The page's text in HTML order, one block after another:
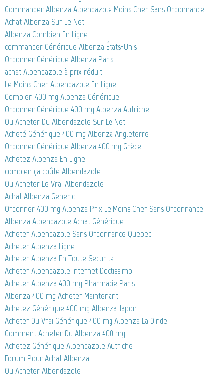
Commander Albenza Albendazole Moins Cher Sans Ordonnance
Achat Albenza Sur Le Net
Albenza Combien En Ligne
commander Générique Albenza États-Unis
Ordonner Générique Albenza Paris
achat Albendazole à prix réduit
Le Moins Cher Albendazole En Ligne
Combien 400 mg Albenza Générique
Ordonner Générique 400 mg Albenza Autriche
Ou Acheter Du Albendazole Sur Le Net
Acheté Générique 400 mg Albenza Angleterre
Ordonner Générique Albenza 400 mg Grèce
Achetez Albenza En Ligne
combien ça coûte Albendazole
Ou Acheter Le Vrai Albendazole
Achat Albenza Generic
Ordonner 400 mg Albenza Prix Le Moins Cher Sans Ordonnance
Albenza Albendazole Achat Générique
Acheter Albendazole Sans Ordonnance Quebec
Acheter Albenza Ligne
Acheter Albenza En Toute Securite
Acheter Albendazole Internet Doctissimo
Acheter Albenza 400 mg Pharmacie Paris
Albenza 400 mg Acheter Maintenant
Achetez Générique 400 mg Albenza Japon
Acheter Du Vrai Générique 400 mg Albenza La Dinde
Comment Acheter Du Albenza 400 mg
Achetez Générique Albendazole Autriche
Forum Pour Achat Albenza
Ou Acheter Albendazole